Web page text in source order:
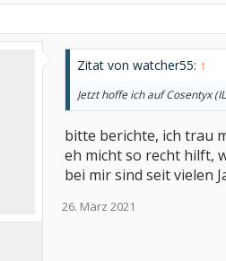
Zitat von watcher55: ↑
Jetzt hoffe ich auf Cosentyx
bitte berichte, ich trau
eh micht so recht hilft,
bei mir sind seit vielen
26. März 2021